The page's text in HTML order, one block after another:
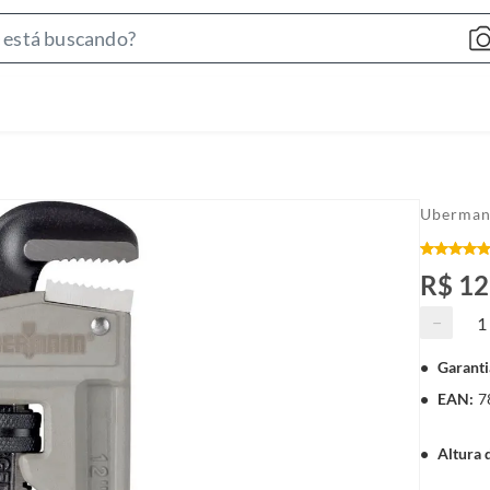
R$
−
EAN:
Altura